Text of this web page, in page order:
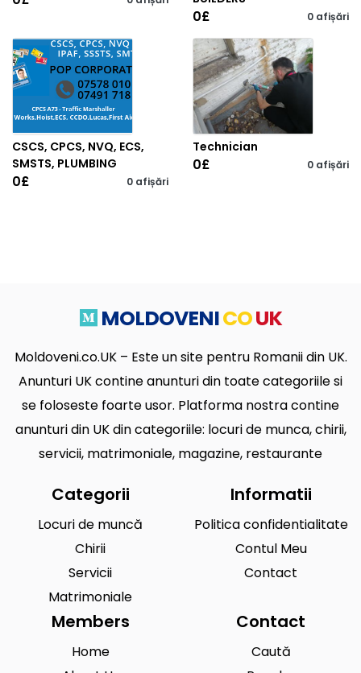
0£ 0 afișări
CSCS, CPCS, NVQ, ECS,
SMSTS, PLUMBING
0£ 0 afișări
Technician
0£ 0 afișări
MOLDOVENICOUK
Moldoveni.co.UK – Este un site pentru Romanii din UK.
Anunturi UK contine anunturi din toate categoriile si
se foloseste foarte usor. Platforma nostra contine
anunturi din UK din categoriile: locuri de munca, chirii,
servicii, matrimoniale, magazine, restaurante
Categorii
Locuri de muncă
Chirii
Servicii
Matrimoniale
Informatii
Politica confidentialitate
Contul Meu
Contact
Members
Home
Contact
Caută